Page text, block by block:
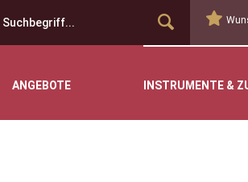
ANGEBOTE INSTRUMENTE &